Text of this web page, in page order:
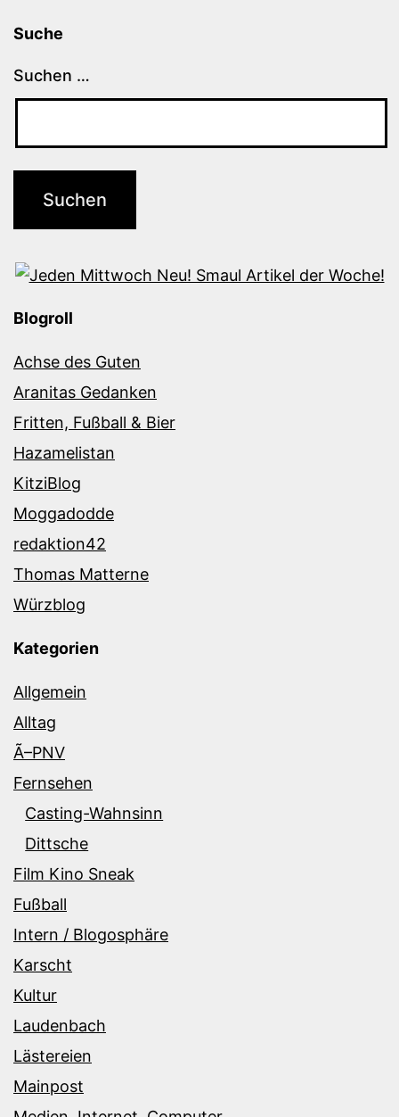
Suche
Suchen …
Blogroll
Achse des Guten
Aranitas Gedanken
Fritten, Fußball & Bier
Hazamelistan
KitziBlog
Moggadodde
redaktion42
Thomas Matterne
Würzblog
Kategorien
Allgemein
Alltag
Ã–PNV
Fernsehen
Casting-Wahnsinn
Dittsche
Film Kino Sneak
Fußball
Intern / Blogosphäre
Karscht
Kultur
Laudenbach
Lästereien
Mainpost